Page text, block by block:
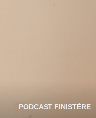
PODCAST FINISTÈRE